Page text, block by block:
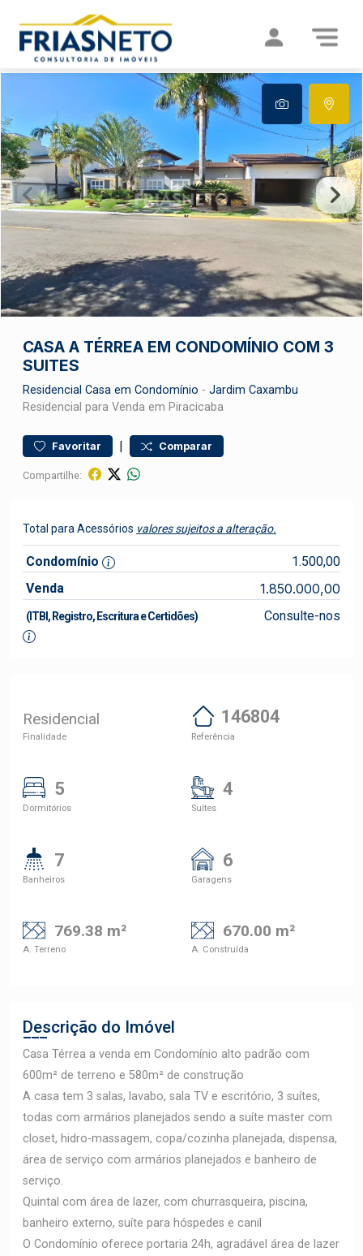
CASA A TÉRREA EM CONDOMÍNIO COM 3
SUITES
Residencial Casa em Condomínio - Jardim Caxambu
Residencial para Venda em Piracicaba
Favoritar | Comparar
Compartilhe:
Total para Acessórios valores sujeitos a alteração.
Condomínio
1.500,00
Venda
1.850.000,00
(ITBI, Registro, Escritura e Certidões) Consulte-nos
Residencial
Finalidade
146804
Referência
5
Dormitórios
4
Suítes
7
Banheiros
6
Garagens
769.38 m²
A. Terreno
670.00 m²
A. Construída
Descrição do Imóvel
Casa Térrea a venda em Condomínio alto padrão com
600m² de terreno e 580m² de construção
A casa tem 3 salas, lavabo, sala TV e escritório, 3 suítes,
todas com armários planejados sendo a suíte master com
closet, hidro-massagem, copa/cozinha planejada, dispensa,
área de serviço com armários planejados e banheiro de
serviço.
Quintal com área de lazer, com churrasqueira, piscina,
banheiro externo, suíte para hóspedes e canil
O Condomínio oferece portaria 24h, agradável área de lazer